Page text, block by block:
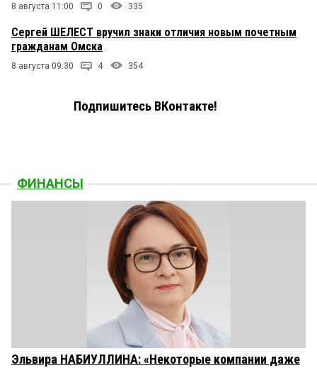
8 августа 11:00 0 335
Сергей ШЕЛЕСТ вручил знаки отличия новым почетным
гражданам Омска
8 августа 09:30 4 354
Подпишитесь ВКонтакте!
ФИНАНСЫ
Эльвира НАБИУЛЛИНА: «Некоторые компании даже